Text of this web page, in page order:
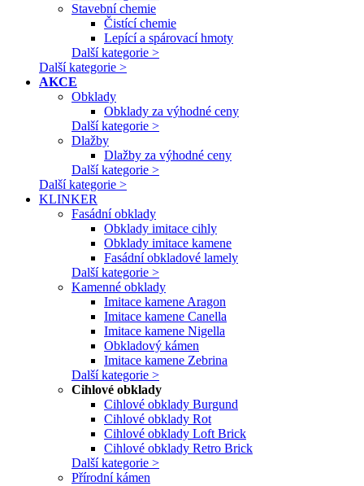
Stavební chemie
Čistící chemie
Lepící a spárovací hmoty
Další kategorie >
Další kategorie >
AKCE
Obklady
Obklady za výhodné ceny
Další kategorie >
Dlažby
Dlažby za výhodné ceny
Další kategorie >
Další kategorie >
KLINKER
Fasádní obklady
Obklady imitace cihly
Obklady imitace kamene
Fasádní obkladové lamely
Další kategorie >
Kamenné obklady
Imitace kamene Aragon
Imitace kamene Canella
Imitace kamene Nigella
Obkladový kámen
Imitace kamene Zebrina
Další kategorie >
Cihlové obklady
Cihlové obklady Burgund
Cihlové obklady Rot
Cihlové obklady Loft Brick
Cihlové obklady Retro Brick
Další kategorie >
Přírodní kámen